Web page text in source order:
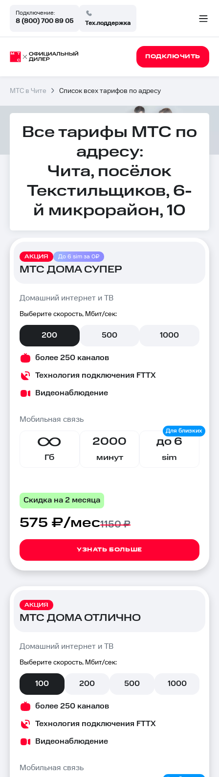
Подключение:
8 (800) 700 89 05 Тех.поддержка
ПОДКЛЮЧИТЬ
МТС в Чите Список всех тарифов по адресу
Все тарифы МТС по
адресу:
Чита, посёлок
Текстильщиков, 6-
й микрорайон, 10
АКЦИЯ До 6 sim за 0₽
МТС ДОМА СУПЕР
Домашний интернет и ТВ
Выберите скорость, Мбит/сек:
200 500 1000
более 250 каналов
Технология подключения FTTX
Видеонаблюдение
Мобильная связь
Гб
2000
минут
до 6
sim
Скидка на 2 месяца
575 ₽/мес1150 ₽
УЗНАТЬ БОЛЬШЕ
АКЦИЯ
МТС ДОМА ОТЛИЧНО
Домашний интернет и ТВ
Выберите скорость, Мбит/сек:
100 200 500 1000
более 250 каналов
Технология подключения FTTX
Видеонаблюдение
Мобильная связь